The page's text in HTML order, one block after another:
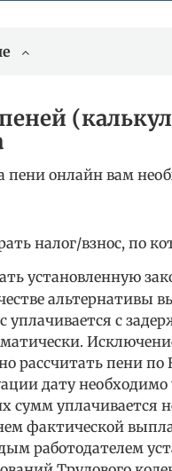
пени онлайн вам
налог/взнос, по
установленную
альтернативы
уплачивается с
рассчитать пени по
дату необходимо
сумм уплачивается
фактической
работодателем